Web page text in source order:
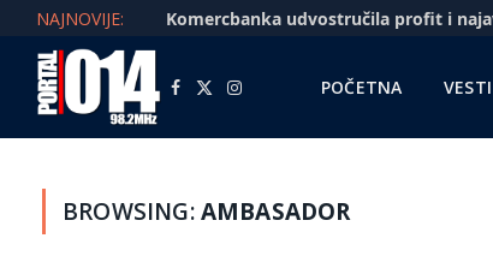
NAJNOVIJE:
Facebook
X
Instagram POČETNA VESTI
BROWSING:AMBASADOR